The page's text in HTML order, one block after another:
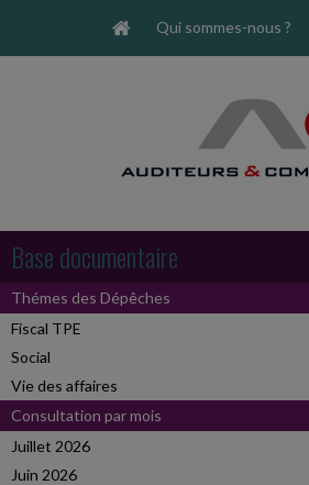
Qui sommes-nous ?
Base documentaire
Thémes des Dépêches
Fiscal TPE
Social
Vie des affaires
Consultation par mois
Juillet 2026
Juin 2026